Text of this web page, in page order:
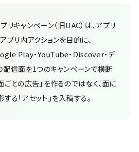
リキャンペーン（旧UAC）は、アプリ
プリ内アクションを目的に、
Play・YouTube・Discover・デ
配信面を1つのキャンペーンで横断
ごとの広告」を作るのではなく、面に
る「アセット」を入稿する。